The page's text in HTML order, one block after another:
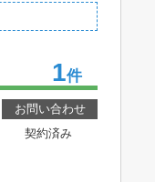
1件
お問い合わせ
契約済み